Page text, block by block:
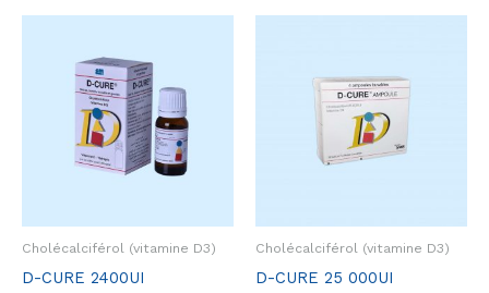
Cholécalciférol (vitamine D3)
D-CURE 2400UI
Cholécalciférol (vitamine D3)
D-CURE 25 000UI